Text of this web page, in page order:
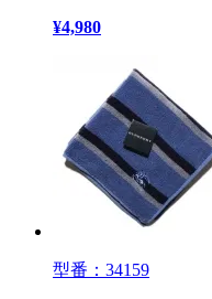
¥4,980
型番：34159